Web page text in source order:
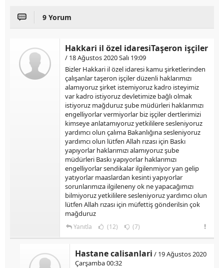
9 Yorum
Hakkari il özel idaresiTaşeron işçiler
/ 18 Ağustos 2020 Salı 19:09
Bizler Hakkari il özel idaresi kamu şirketlerinden
çalışanlar taşeron işçiler düzenli haklarımızı
alamıyoruz şirket istemiyoruz kadro isteyimiz
var kadro istiyoruz devletimize bağlı olmak
istiyoruz mağduruz şube müdürleri haklarımızı
engelliyorlar vermiyorlar biz işçiler dertlerimizi
kimseye anlatamıyoruz yetkililere sesleniyoruz
yardımcı olun çalıma Bakanlığına sesleniyoruz
yardımcı olun lütfen Allah rızası için Baskı
yapıyorlar haklarımızı alamıyoruz şube
müdürleri Baskı yapıyorlar haklarımızı
engelliyorlar sendikalar ilgilenmiyor yan gelip
yatıyorlar maaslardan kesinti yapıyorlar
sorunlarımıza ilgileneny ok ne yapacağımızı
bilmiyoruz yetkililere sesleniyoruz yardımcı olun
lütfen Allah rızası için müfettiş gönderilsin çok
mağduruz
Yanıtla (12) (7)
Hastane calisanlari / 19 Ağustos 2020
Çarşamba 00:32